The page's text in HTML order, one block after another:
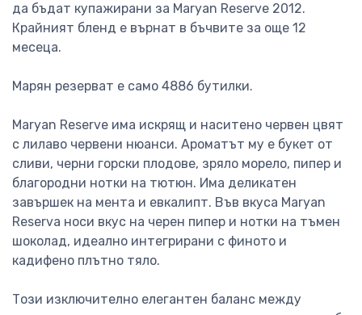
да бъдат купажирани за Maryan Reserve 2012.
Крайният бленд е върнат в бъчвите за още 12
месеца.
Марян резерват е само 4886 бутилки.
Maryan Reserve има искрящ и наситено червен цвят
с лилаво червени нюанси. Ароматът му е букет от
сливи, черни горски плодове, зряло морело, пипер и
благородни нотки на тютюн. Има деликатен
завършек на мента и евкалипт. Във вкуса Maryan
Reserva носи вкус на черен пипер и нотки на тъмен
шоколад, идеално интегрирани с финото и
кадифено плътно тяло.
Този изключително елегантен баланс между